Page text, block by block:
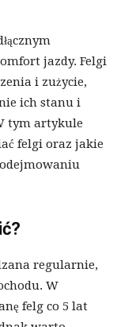
jazdy. Felgi
i zużycie,
ich stanu i
tym artykule
felgi oraz jakie
regularnie,
W
felg co 5 lat